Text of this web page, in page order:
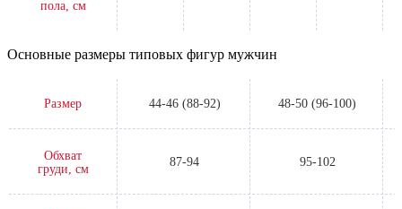
пола, см
Основные размеры типовых фигур мужчин
Размер 44-46 (88-92) 48-50 (96-100)
Обхват
груди, см
87-94 95-102